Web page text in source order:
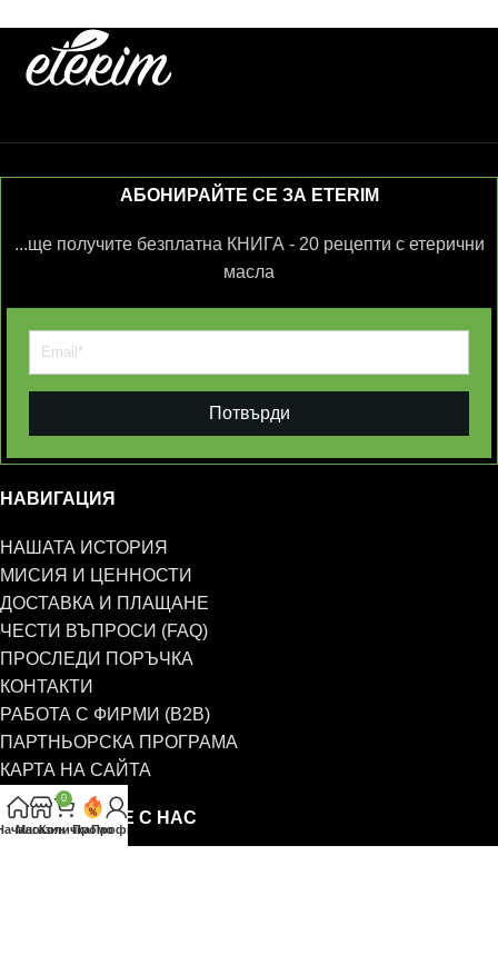
АБОНИРАЙТЕ СЕ ЗА ETERIM
...ще получите безплатна КНИГА - 20 рецепти с етерични
масла
Потвърди
НАВИГАЦИЯ
НАШАТА ИСТОРИЯ
МИСИЯ И ЦЕННОСТИ
ДОСТАВКА И ПЛАЩАНЕ
ЧЕСТИ ВЪПРОСИ (FAQ)
ПРОСЛЕДИ ПОРЪЧКА
КОНТАКТИ
РАБОТА С ФИРМИ (B2B)
ПАРТНЬОРСКА ПРОГРАМА
КАРТА НА САЙТА
СВЪРЖЕТЕ СЕ С НАС
Магазин
0
КоличкаПромоПрофил